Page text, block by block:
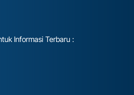
Informasi Terbaru :